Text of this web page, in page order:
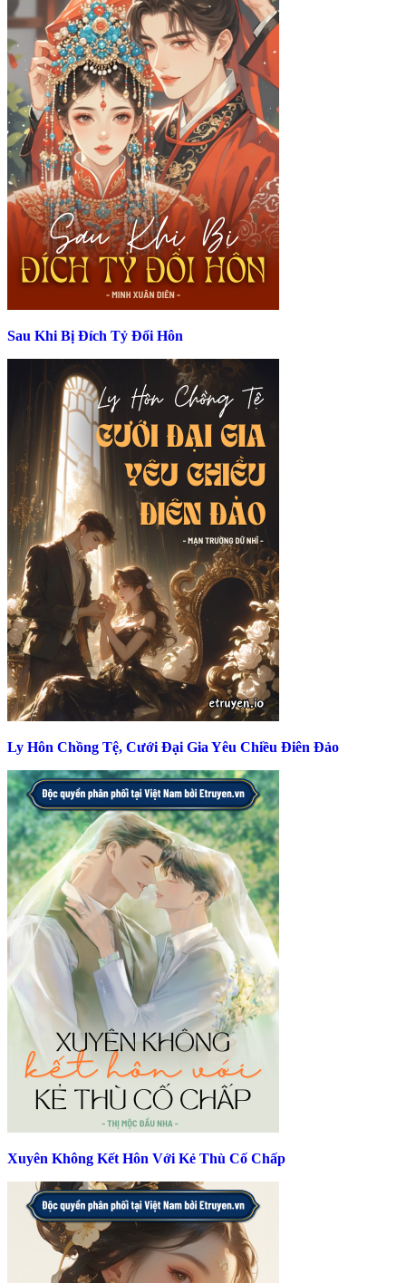
Sau Khi Bị Đích Tỷ Đổi Hôn
Ly Hôn Chồng Tệ, Cưới Đại Gia Yêu Chiều Điên Đảo
Xuyên Không Kết Hôn Với Kẻ Thù Cố Chấp